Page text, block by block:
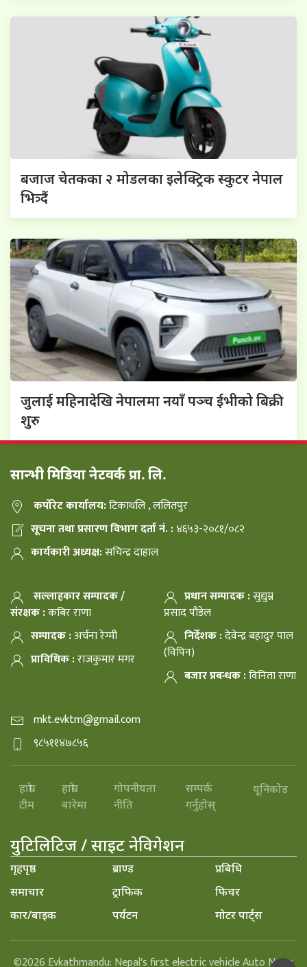
बजाज चेतकका २ मोडलका इलेक्ट्रिक स्कुटर नेपाल
भित्र्दैं
जुलाई महिनादेखि नेपालमा नयाँ पञ्च ईभीको बिक्री
शुरु
सान्भी मिडिया नेटवर्क प्रा. लि.
कर्पोरेट कार्यालय:टिकाथलि , ललितपुर
सूचना तथा प्रसारण विभाग दर्ता नं. :४६५३-२०८१/०८२
कार्यकारी अध्यक्ष:सचिन्द्र दाहाल
सल्लाहकार सम्पादक /
संरक्षक :कबिर राणा
प्रधान सम्पादक :सुद्युम्न
प्रसाद पौडेल
सम्पादक :अर्चना रेग्मी
प्राविधिक :राजकुमार मगर
निर्देशक :देवेन्द्र बहादुर पाल
(विपिन)
बजार प्रबन्धक :विनिता राणा
mkt.evktm@gmail.com
९८५११४७८५६
हाम्रो
टीम
हाम्रो
बारेमा
गोपनीयता
नीति
सम्पर्क
गर्नुहोस्
यूनिकोड
युटिलिटिज / साइट नेविगेशन
गृहपृष्ठ
समाचार
कार/बाइक
ब्राण्ड
ट्राफिक
पर्यटन
प्रबिधि
फिचर
मोटर पार्ट्स
©2026 Evkathmandu: Nepal's first electric vehicle Auto News